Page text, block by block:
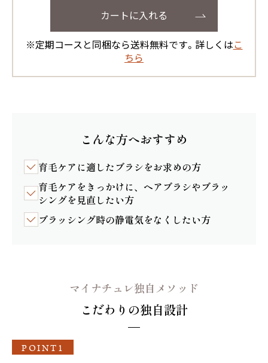
サポートアイテム一覧
お得なおまとめ定期コース
カートに入れる
※定期コースと同梱なら送料無料です。詳しくはこ
ちら
こんな方へおすすめ
育毛ケアに適したブラシをお求めの方
育毛ケアをきっかけに、ヘアブラシやブラッ
シングを見直したい方
ブラッシング時の静電気をなくしたい方
マイナチュレ独自メソッド
こだわりの独自設計
POINT1